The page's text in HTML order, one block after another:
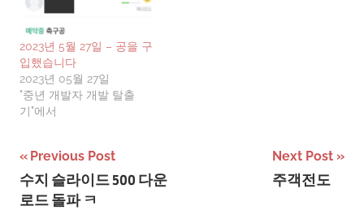
2023년 5월 27일 – 공을 구
입했습니다
2023년 05월 27일
"중년 개발자 개발 탈출
기"에서
글
탐
Previous Post
수지 슬라이드 500 다운
로드 돌파 ㅋ
Next Post
주객전도